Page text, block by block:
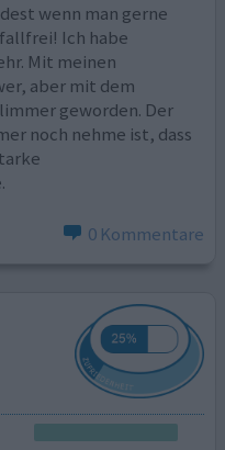
wenn man gerne
Ich habe
Mit meinen
aber mit dem
geworden. Der
noch nehme ist, dass
0 Kommentare